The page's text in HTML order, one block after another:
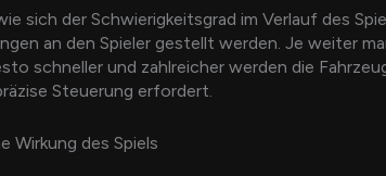
sich der Schwierigkeitsgrad im Verlauf des
an den Spieler gestellt werden. Je weiter
schneller und zahlreicher werden die
Steuerung erfordert.
Wirkung des Spiels